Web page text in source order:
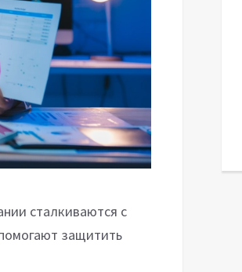
сталкиваются с
защитить